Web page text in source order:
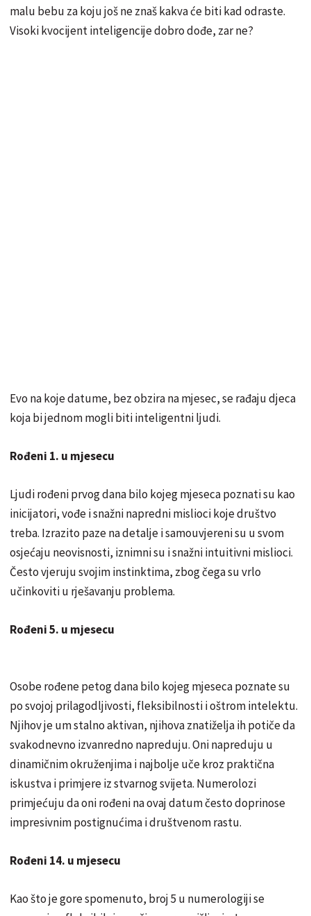
malu bebu za koju još ne znaš kakva će biti kad odraste.
Visoki kvocijent inteligencije dobro dođe, zar ne?
Evo na koje datume, bez obzira na mjesec, se rađaju djeca
koja bi jednom mogli biti inteligentni ljudi.
Rođeni 1. u mjesecu
Ljudi rođeni prvog dana bilo kojeg mjeseca poznati su kao
inicijatori, vođe i snažni napredni mislioci koje društvo
treba. Izrazito paze na detalje i samouvjereni su u svom
osjećaju neovisnosti, iznimni su i snažni intuitivni mislioci.
Često vjeruju svojim instinktima, zbog čega su vrlo
učinkoviti u rješavanju problema.
Rođeni 5. u mjesecu
Osobe rođene petog dana bilo kojeg mjeseca poznate su
po svojoj prilagodljivosti, fleksibilnosti i oštrom intelektu.
Njihov je um stalno aktivan, njihova znatiželja ih potiče da
svakodnevno izvanredno napreduju. Oni napreduju u
dinamičnim okruženjima i najbolje uče kroz praktična
iskustva i primjere iz stvarnog svijeta. Numerolozi
primjećuju da oni rođeni na ovaj datum često doprinose
impresivnim postignućima i društvenom rastu.
Rođeni 14. u mjesecu
Kao što je gore spomenuto, broj 5 u numerologiji se